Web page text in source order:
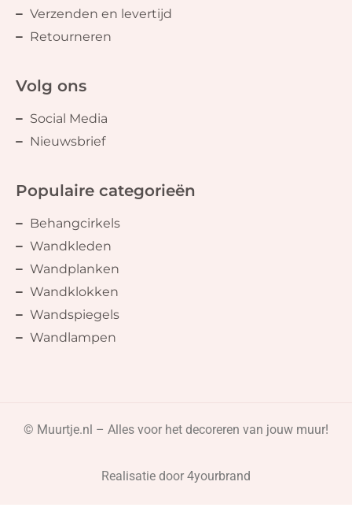
Verzenden en levertijd
Retourneren
Volg ons
Social Media
Nieuwsbrief
Populaire categorieën
Behangcirkels
Wandkleden
Wandplanken
Wandklokken
Wandspiegels
Wandlampen
© Muurtje.nl – Alles voor het decoreren van jouw muur!
Realisatie door 4yourbrand